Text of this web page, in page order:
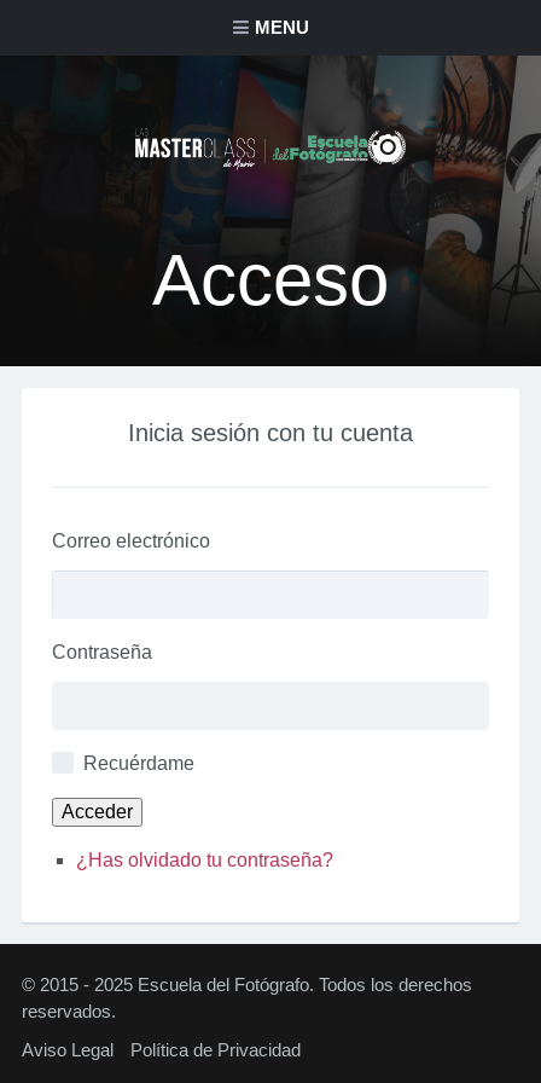
MENU
Acceso
Inicia sesión con tu cuenta
Correo electrónico
Contraseña
Recuérdame
Acceder
¿Has olvidado tu contraseña?
© 2015 - 2025 Escuela del Fotógrafo. Todos los derechos
reservados.
Aviso Legal
Política de Privacidad